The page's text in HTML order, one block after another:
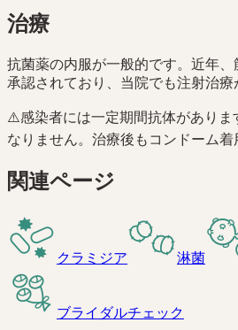
治療
抗菌薬の内服が一般的です。近年
承認されており、当院でも注射治療
⚠️感染者には一定期間抗体があり
なりません。治療後もコンドーム着
関連ページ
クラミジア 淋菌
ブライダルチェック